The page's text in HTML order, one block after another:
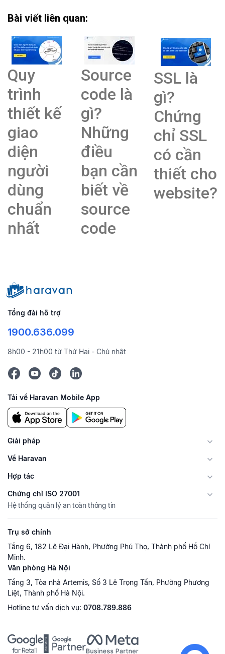
Bài viết liên quan:
Quy
trình
thiết kế
giao
diện
người
dùng
chuẩn
nhất
Source
code là
gì?
Những
điều
bạn cần
biết về
source
code
SSL là
gì?
Chứng
chỉ SSL
có cần
thiết cho
website?
Tổng đài hỗ trợ
1900.636.099
8h00 - 21h00 từ Thứ Hai - Chủ nhật
Tải về Haravan Mobile App
Giải pháp
Về Haravan
Hợp tác
Chứng chỉ ISO 27001
Hệ thống quản lý an toàn thông tin
Trụ sở chính
Tầng 6, 182 Lê Đại Hành, Phường Phú Thọ, Thành phố Hồ Chí
Minh.
Văn phòng Hà Nội
Tầng 3, Tòa nhà Artemis, Số 3 Lê Trọng Tấn, Phường Phương
Liệt, Thành phố Hà Nội.
Hotline tư vấn dịch vụ: 0708.789.886